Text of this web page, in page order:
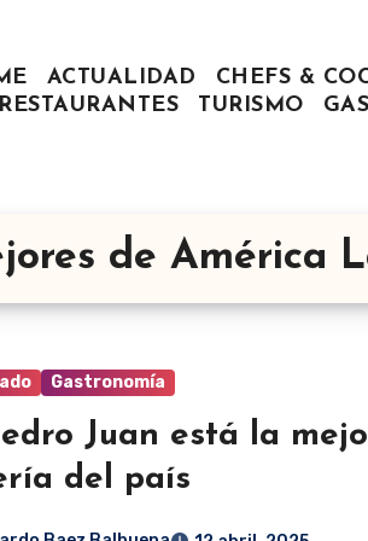
ACTUALIDAD CHEFS &
RESTAURANTES
TURISMO
de América
Gastronomía
Juan está la
del país